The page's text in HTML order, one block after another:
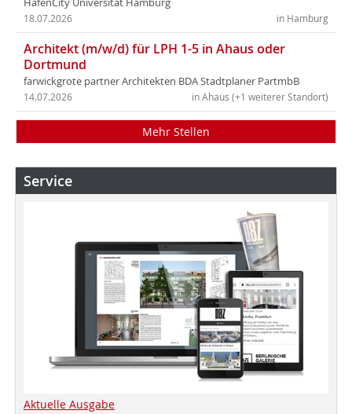
HafenCity Universität Hamburg
in Hamburg
18.07.2026
Architekt (m/w/d) für LPH 1-5 in Ahaus oder
Dortmund
farwickgrote partner Architekten BDA Stadtplaner PartmbB
in Ahaus (+1 weiterer Standort)
14.07.2026
Mehr Stellen
Service
Aktuelle Ausgabe